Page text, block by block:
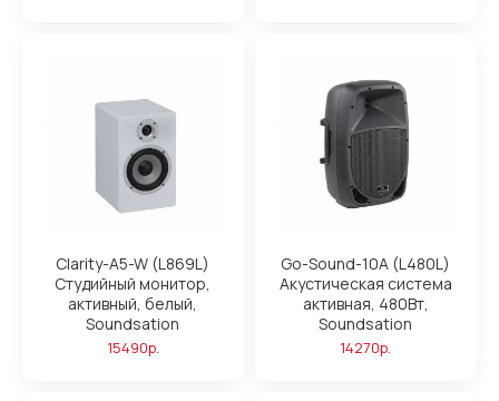
Clarity-A5-W (L869L)
Студийный монитор,
активный, белый,
Soundsation
15490р.
Go-Sound-10A (L480L)
Акустическая система
активная, 480Вт,
Soundsation
14270р.